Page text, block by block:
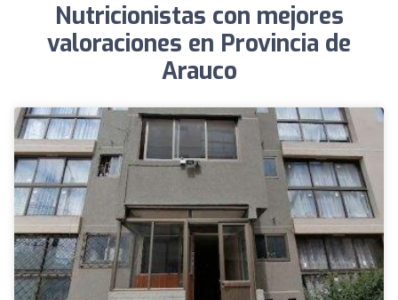
Nutricionistas con mejores
valoraciones en Provincia de
Arauco